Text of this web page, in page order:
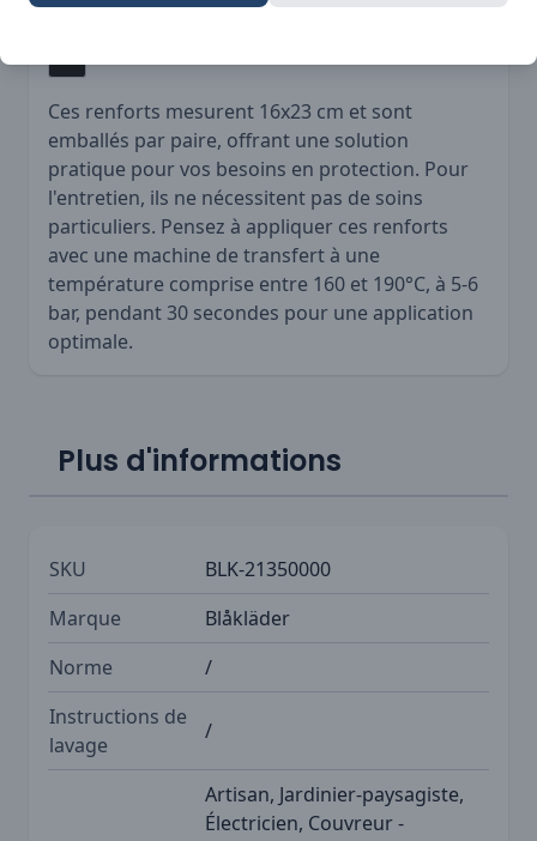
qui s'adapte à tous vos vêtements de travail.
Ces renforts mesurent 16x23 cm et sont
emballés par paire, offrant une solution
pratique pour vos besoins en protection. Pour
l'entretien, ils ne nécessitent pas de soins
particuliers. Pensez à appliquer ces renforts
avec une machine de transfert à une
température comprise entre 160 et 190°C, à 5-6
bar, pendant 30 secondes pour une application
optimale.
Plus d'informations
SKU
BLK-21350000
Marque
Blåkläder
Norme
/
Instructions de
lavage
/
Artisan, Jardinier-paysagiste,
Électricien, Couvreur -